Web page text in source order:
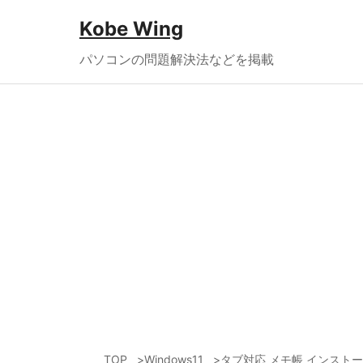
Kobe Wing
パソコンの問題解決法などを掲載
TOP Windows11 タブ対応 メモ帳 インスト